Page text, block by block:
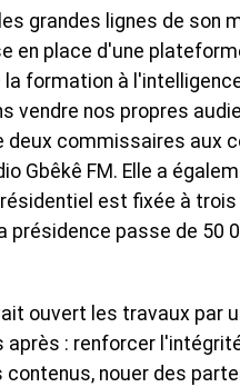
grandes lignes de son
en place d'une
formation à
vendre nos propres
commissaires aux
Gbêkê FM. Elle a
est fixée à trois
passe de 50
ouvert les travaux par
après : renforcer
nouer des